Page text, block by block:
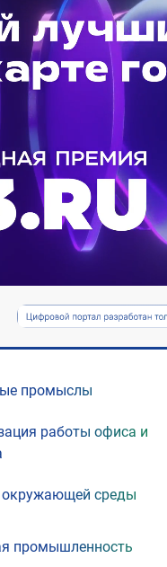
промыслы
работы офиса и
окружающей среды
промышленность